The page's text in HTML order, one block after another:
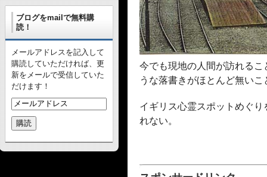
今でも現地の人間が訪れる
うな落書きがほとんど無い
イギリス心霊スポットめぐ
れない。
ブログをmailで無料購
読！
メールアドレスを記入して
購読していただければ、更
新をメールで受信していた
だけます！